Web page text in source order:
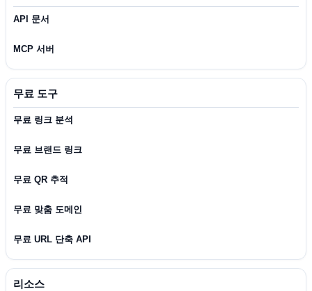
API 문서
MCP 서버
무료 도구
무료 링크 분석
무료 브랜드 링크
무료 QR 추적
무료 맞춤 도메인
무료 URL 단축 API
리소스